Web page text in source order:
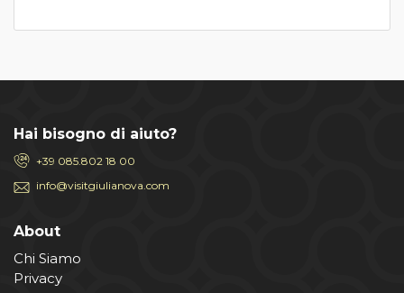
Hai bisogno di aiuto?
+39 085.802 18 00
info@visitgiulianova.com
About
Chi Siamo
Privacy